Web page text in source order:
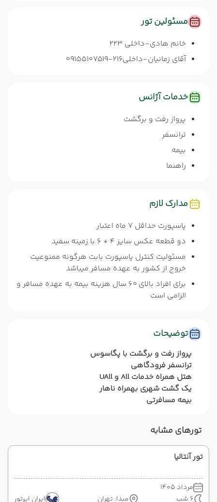
مسئولین تور
خانم هادی-داخلی 223
آقای زمانیان-داخلی216-09155107519
خدمات آژانس
پرواز رفت و برگشت
ترانسفر
بیمه
راهنما
مدارک لازم
پاسپورت حداقل 7 ماه اعتبار
دو قطعه عکس سایز 4 * 6 با زمینه سفید
مسئولیت کنترل پاسپورت بابت هرگونه ممنوعیت
خروج از کشور به عهده مسافر میباشد
برای افراد بالای 60 سال هزینه بیمه به عهده مسافر و
الزامی است
توضیحات
پرواز رفت و برگشت با پگاسوس
ترانسفر فرودگاهی
هتل همراه خدمات All و UAll
یک گشت شهری بهمراه ناهار
بیمه مسافرتی
تورهای مشابه
تور آنتالیا
مرداد 1405
6 شب
مبدا: تهران ایران ایرتور